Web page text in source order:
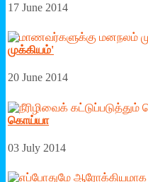
17 June 2014
முக்கியம்'
20 June 2014
கொய்யா
03 July 2014